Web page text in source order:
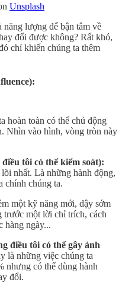
Unsplash
lượng để bận tâm về
đổi được không? Rất khó,
chỉ khiến chúng ta thêm
hoàn toàn có thể chủ động
Nhìn vào hình, vòng tròn này
tôi có thể kiểm soát):
nhất. Là những hành động,
chính chúng ta.
một kỹ năng mới, dậy sớm
trước một lời chỉ trích, cách
hàng ngày...
điều tôi có thể gây ảnh
là những việc chúng ta
nhưng có thể dùng hành
đổi.